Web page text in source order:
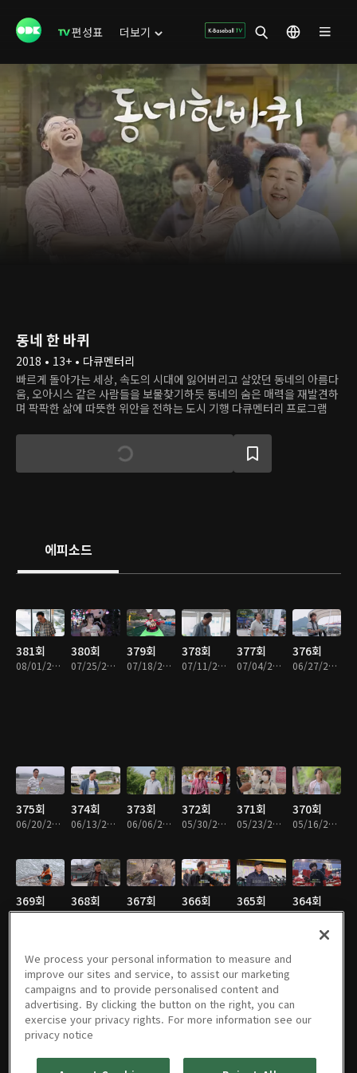
편성표 더보기
동네 한 바퀴
2018 • 13+ • 다큐멘터리
빠르게 돌아가는 세상, 속도의 시대에 잃어버리고 살았던 동네의 아름다
움, 오아시스 같은 사람들을 보물찾기하듯 동네의 숨은 매력을 재발견하
며 팍팍한 삶에 따뜻한 위안을 전하는 도시 기행 다큐멘터리 프로그램
에피소드
381회
08/01/2026 • 55분
380회
07/25/2026 • 55분
379회
07/18/2026 • 55분
378회
07/11/2026 • 55분
377회
07/04/2026 • 55분
376회
06/27/2026 • 54분
375회
06/20/2026 • 55분
374회
06/13/2026 • 55분
373회
06/06/2026 • 55분
372회
05/30/2026 • 55분
371회
05/23/2026 • 54분
370회
05/16/2026 • 55분
369회
05/09/2026 • 55분
368회
05/02/2026 • 54분
367회
04/25/2026 • 54분
366회
04/18/2026 • 54분
365회
04/11/2026 • 55분
364회
04/04/2026 • 55분
363회
03/28/2026 • 55분
동네 한 바
퀴 362회
03/21/2026 • 54분
동네 한 바
퀴 361회
03/14/2026 • 54분
동네 한 바
퀴 360회
03/07/2026 • 55분
동네 한 바
퀴 359회
02/28/2026 • 55분
퀴 358회
We process your personal information to measure and
improve our sites and service, to assist our marketing
campaigns and to provide personalised content and
advertising. By clicking the button on the right, you can
exercise your privacy rights. For more information see our
privacy notice